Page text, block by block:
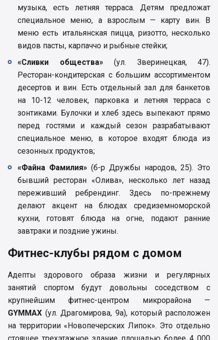
музыка, есть летняя терраса. Детям предложат
специальное меню, а взрослым — карту вин. В
меню есть итальянская пицца, ризотто, несколько
видов пасты, карпаччо и рыбные стейки;
«Сливки общества»(ул. Зверинецкая, 47).
Ресторан-кондитерская с большим ассортиментом
десертов и вин. Есть отдельный зал для банкетов
на 10-12 человек, парковка и летняя терраса с
зонтиками. Булочки и хлеб здесь выпекают прямо
перед гостями и каждый сезон разрабатывают
специальное меню, в которое входят блюда из
сезонных продуктов;
«Файна Фамилия» (б-р Дружбы народов, 25). Это
бывший ресторан «Олива», несколько лет назад
переживший ребрендинг. Здесь по-прежнему
делают акцент на блюдах средиземноморской
кухни, готовят блюда на огне, подают ранние
завтраки и поздние ужины.
Фитнес-клубы рядом с домом
Адепты здорового образа жизни и регулярных
занятий спортом будут довольны соседством с
крупнейшим фитнес-центром микрорайона —
GYMMAX (ул. Драгомирова, 9а), который расположен
на территории «Новопечерских Липок». Это отдельно
стоящее трехэтажное здание площадью более 4 000